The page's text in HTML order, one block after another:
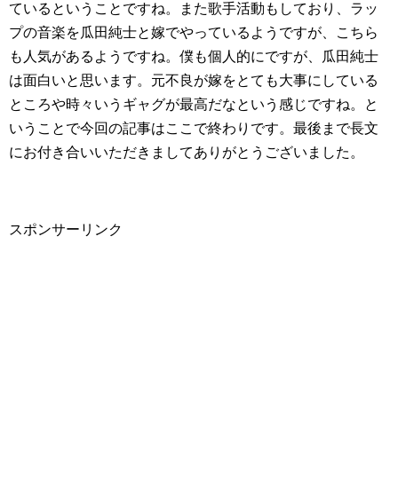
ているということですね。また歌手活動もしており、ラッ
プの音楽を瓜田純士と嫁でやっているようですが、こちら
も人気があるようですね。僕も個人的にですが、瓜田純士
は面白いと思います。元不良が嫁をとても大事にしている
ところや時々いうギャグが最高だなという感じですね。と
いうことで今回の記事はここで終わりです。最後まで長文
にお付き合いいただきましてありがとうございました。
スポンサーリンク